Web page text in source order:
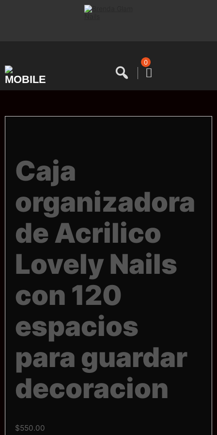
0
Caja
organizadora
de Acrilico
Lovely Nails
con 120
espacios
para guardar
decoracion
$550.00